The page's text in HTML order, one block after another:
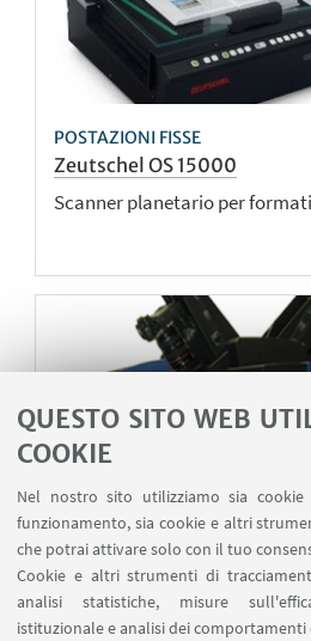
QUESTO SITO WEB
COOKIE
Nel nostro sito utilizziamo sia
funzionamento, sia cookie e altri
che potrai attivare solo con il tuo
Cookie e altri strumenti di
analisi statistiche, misure
istituzionale e analisi dei
POSTAZIONI FISSE
Zeutschel OS 15000
Scanner planetario per formati